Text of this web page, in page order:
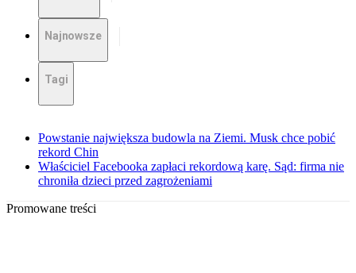
Najnowsze
Tagi
Powstanie największa budowla na Ziemi. Musk chce pobić
rekord Chin
Właściciel Facebooka zapłaci rekordową karę. Sąd: firma nie
chroniła dzieci przed zagrożeniami
Promowane treści